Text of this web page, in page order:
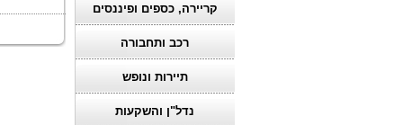
קריירה, כספים ופיננסים
רכב ותחבורה
תיירות ונופש
נדל"ן והשקעות